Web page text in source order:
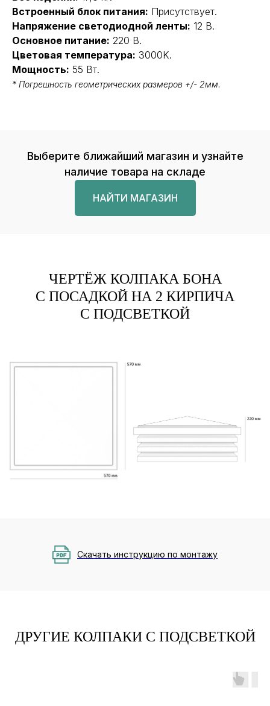
Встроенный блок питания: Присутствует.
Напряжение светодиодной ленты: 12 В.
Основное питание: 220 В.
Цветовая температура: 3000K.
Мощность: 55 Вт.
* Погрешность геометрических размеров +/- 2мм.
Выберите ближайший магазин и узнайте
наличие товара на складе
НАЙТИ МАГАЗИН
ЧЕРТЁЖ КОЛПАКА БОНА
С ПОСАДКОЙ НА 2 КИРПИЧА
С ПОДСВЕТКОЙ
Скачать инструкцию по монтажу
ДРУГИЕ КОЛПАКИ С ПОДСВЕТКОЙ